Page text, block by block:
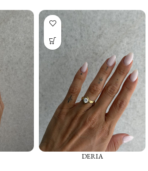
DERIA